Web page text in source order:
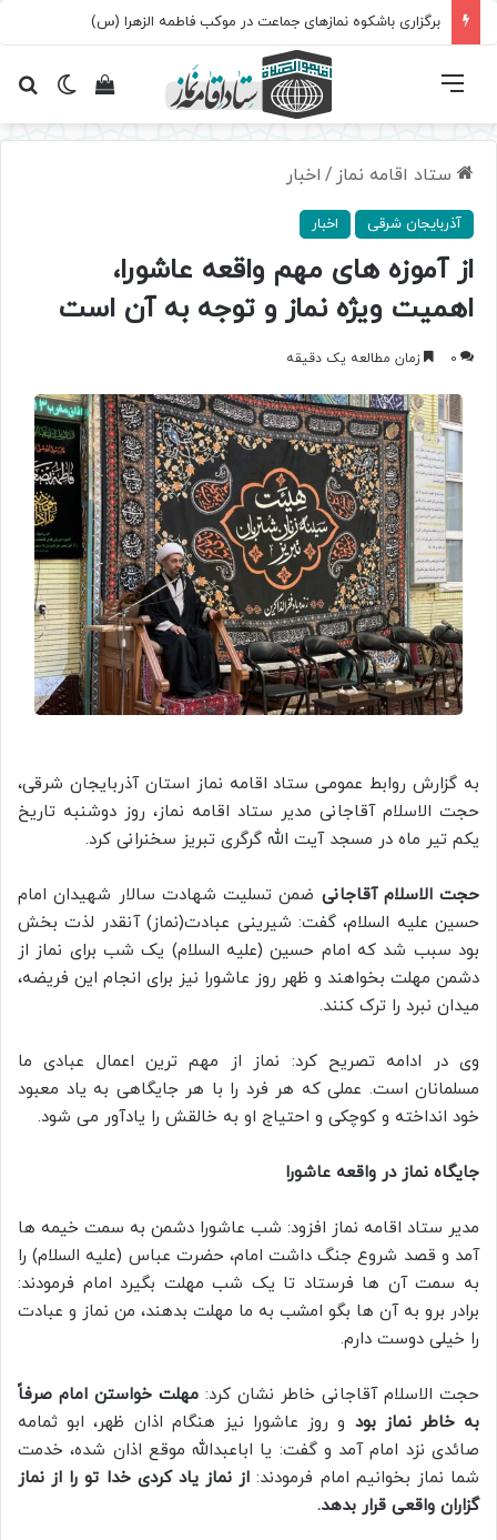
برگزاری باشکوه نمازهای جماعت در موکب فاطمه الزهرا (س)
تغییرمشاهده فهرست
ستاد اقامه نماز / اخبار
آذربایجان شرقی اخبار
از آموزه های مهم واقعه عاشورا،
اهمیت ویژه نماز و توجه به آن است
0 زمان مطالعه یک دقیقه
به گزارش روابط عمومی ستاد اقامه نماز استان آذربایجان شرقی،
حجت الاسلام آقاجانی مدیر ستاد اقامه نماز، روز دوشنبه تاریخ
یکم تیر ماه در مسجد آیت الله گرگری تبریز سخنرانی کرد.
حجت الاسلام آقاجانی ضمن تسلیت شهادت سالار شهیدان امام
حسین علیه السلام، گفت: شیرینی عبادت(نماز) آنقدر لذت بخش
بود سبب شد که امام حسین (علیه السلام) یک شب برای نماز از
دشمن مهلت بخواهند و ظهر روز عاشورا نیز برای انجام این فریضه،
میدان نبرد را ترک کنند.
وی در ادامه تصریح کرد: نماز از مهم ترین اعمال عبادی ما
مسلمانان است. عملی که هر فرد را با هر جایگاهی به یاد معبود
خود انداخته و کوچکی و احتیاج او به خالقش را یادآور می شود.
جایگاه نماز در واقعه عاشورا
مدیر ستاد اقامه نماز افزود: شب عاشورا دشمن به سمت خیمه ها
آمد و قصد شروع جنگ داشت امام، حضرت عباس (علیه السلام) را
به سمت آن ها فرستاد تا یک شب مهلت بگیرد امام فرمودند:
برادر برو به آن ها بگو امشب به ما مهلت بدهند، من نماز و عبادت
را خیلی دوست دارم.
حجت الاسلام آقاجانی خاطر نشان کرد: مهلت خواستن امام صرفاً
به خاطر نماز بود و روز عاشورا نیز هنگام اذان ظهر، ابو ثمامه
صائدی نزد امام آمد و گفت: یا اباعبدالله موقع اذان شده، خدمت
شما نماز بخوانیم امام فرمودند: از نماز یاد کردی خدا تو را از نماز
گزاران واقعی قرار بدهد.